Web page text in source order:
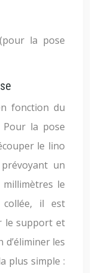
la pose
fonction du
la pose
le lino
un
le
il est
le support et
les
plus simple :